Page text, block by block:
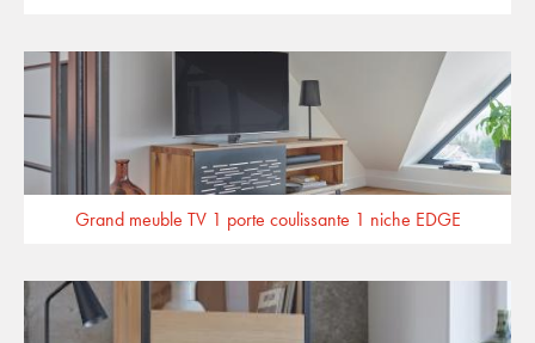
Grand meuble TV 1 porte coulissante 1 niche EDGE